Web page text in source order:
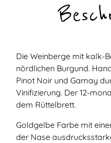
Die Weinberge mit kalk-
nördlichen Burgund.
Pinot Noir und Gamay
Vinifizierung. Der 12-
dem Rüttelbrett.
Goldgelbe Farbe mit
der Nase